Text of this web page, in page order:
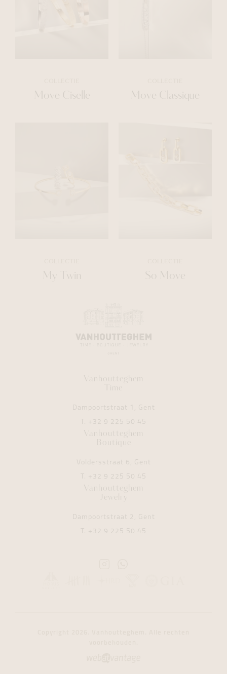
Move Ciselle Move Classique
My Twin So Move
Vanhoutteghem
Time
Dampoortstraat 1, Gent
T. +32 9 225 50 45
Vanhoutteghem
Boutique
Voldersstraat 6, Gent
T. +32 9 225 50 45
Vanhoutteghem
Jewelry
Dampoortstraat 2, Gent
T. +32 9 225 50 45